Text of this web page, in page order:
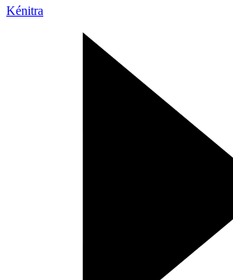
Kénitra